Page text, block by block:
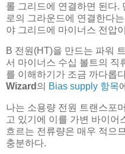
롤 그리드에 연결하면 된다.
로의 그라운드에 연결한다
야 그리드에 마이너스 전압
B 전원(HT)을 만드는 파워
서 마이너스 수십 볼트의 직
를 이해하기가 조금 까다롭
Wizard 의 Bias supply 항목
나는 소용량 전원 트랜스포
고 있기에 이를 가변 바이어
흐르는 전류량은 매우 적으
충분하다.